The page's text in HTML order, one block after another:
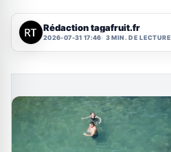
Rédaction tagafruit.fr
2026-07-31 17:46 3 MIN. DE LECTURE